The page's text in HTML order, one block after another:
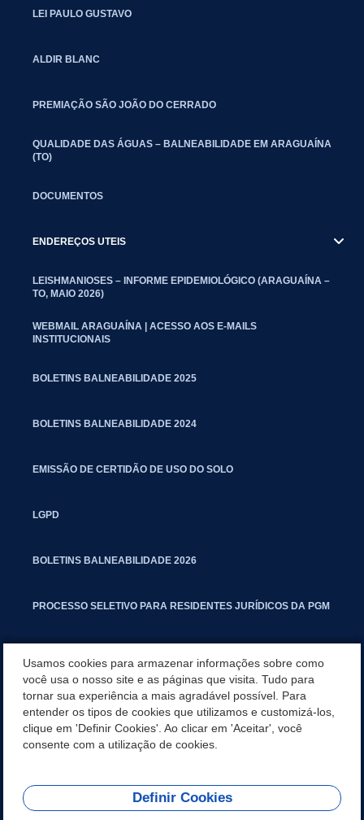
LEI PAULO GUSTAVO
ALDIR BLANC
PREMIAÇÃO SÃO JOÃO DO CERRADO
QUALIDADE DAS ÁGUAS – BALNEABILIDADE EM ARAGUAÍNA
(TO)
DOCUMENTOS
ENDEREÇOS UTEIS
LEISHMANIOSES – INFORME EPIDEMIOLÓGICO (ARAGUAÍNA –
TO, MAIO 2026)
WEBMAIL ARAGUAÍNA | ACESSO AOS E-MAILS
INSTITUCIONAIS
BOLETINS BALNEABILIDADE 2025
BOLETINS BALNEABILIDADE 2024
EMISSÃO DE CERTIDÃO DE USO DO SOLO
LGPD
BOLETINS BALNEABILIDADE 2026
PROCESSO SELETIVO PARA RESIDENTES JURÍDICOS DA PGM
MANUAL DE PROCEDIMENTOS IMOBILIÁRIOS SEINFRA
TURMINHA DO LAGO
REDES SOCIAIS
Usamos cookies para armazenar informações sobre como
você usa o nosso site e as páginas que visita. Tudo para
tornar sua experiência a mais agradável possível. Para
entender os tipos de cookies que utilizamos e customizá-los,
clique em 'Definir Cookies'. Ao clicar em 'Aceitar', você
consente com a utilização de cookies.
Definir Cookies